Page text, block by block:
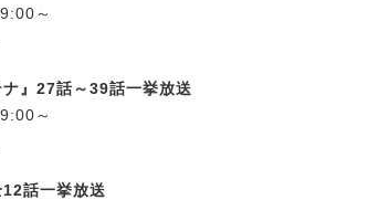
～
ナ』27話～39話一挙放送
～
話一挙放送